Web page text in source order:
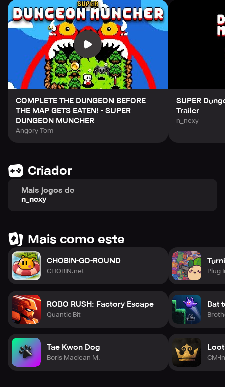
COMPLETE THE DUNGEON BEFORE
THE MAP GETS EATEN! - SUPER
DUNGEON MUNCHER
Angory Tom
SUPER
Trailer
n_nexy
Criador
Mais jogos de
n_nexy
Mais como este
CHOBIN-GO-ROUND
CHOBIN.net
ROBO RUSH: Factory Escape
Quantic Bit
Tae Kwon Dog
Boris Maclean M.
Plug
Bat
CM-